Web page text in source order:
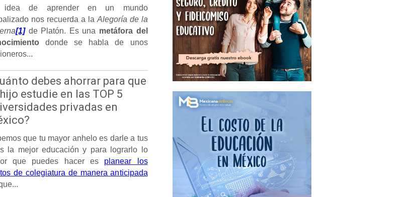
idea de aprender en un mundo
nos recuerda a la Alegoría de la
[1]de Platón. Es una metáfora del
donde se habla de unos
debes ahorrar para que
estudie en las TOP 5
privadas en
que tu mayor anhelo es darle a tus
la mejor educación y para lograrlo lo
que puedes hacer es planear los
de colegiatura de manera anticipada